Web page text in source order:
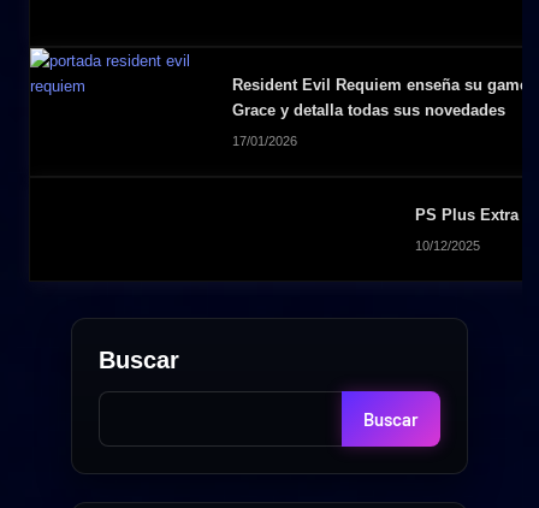
Resident Evil Requiem enseña su
Grace y detalla todas sus novedades
17/01/2026
PS Plus Extra
10/12/2025
Buscar
Buscar